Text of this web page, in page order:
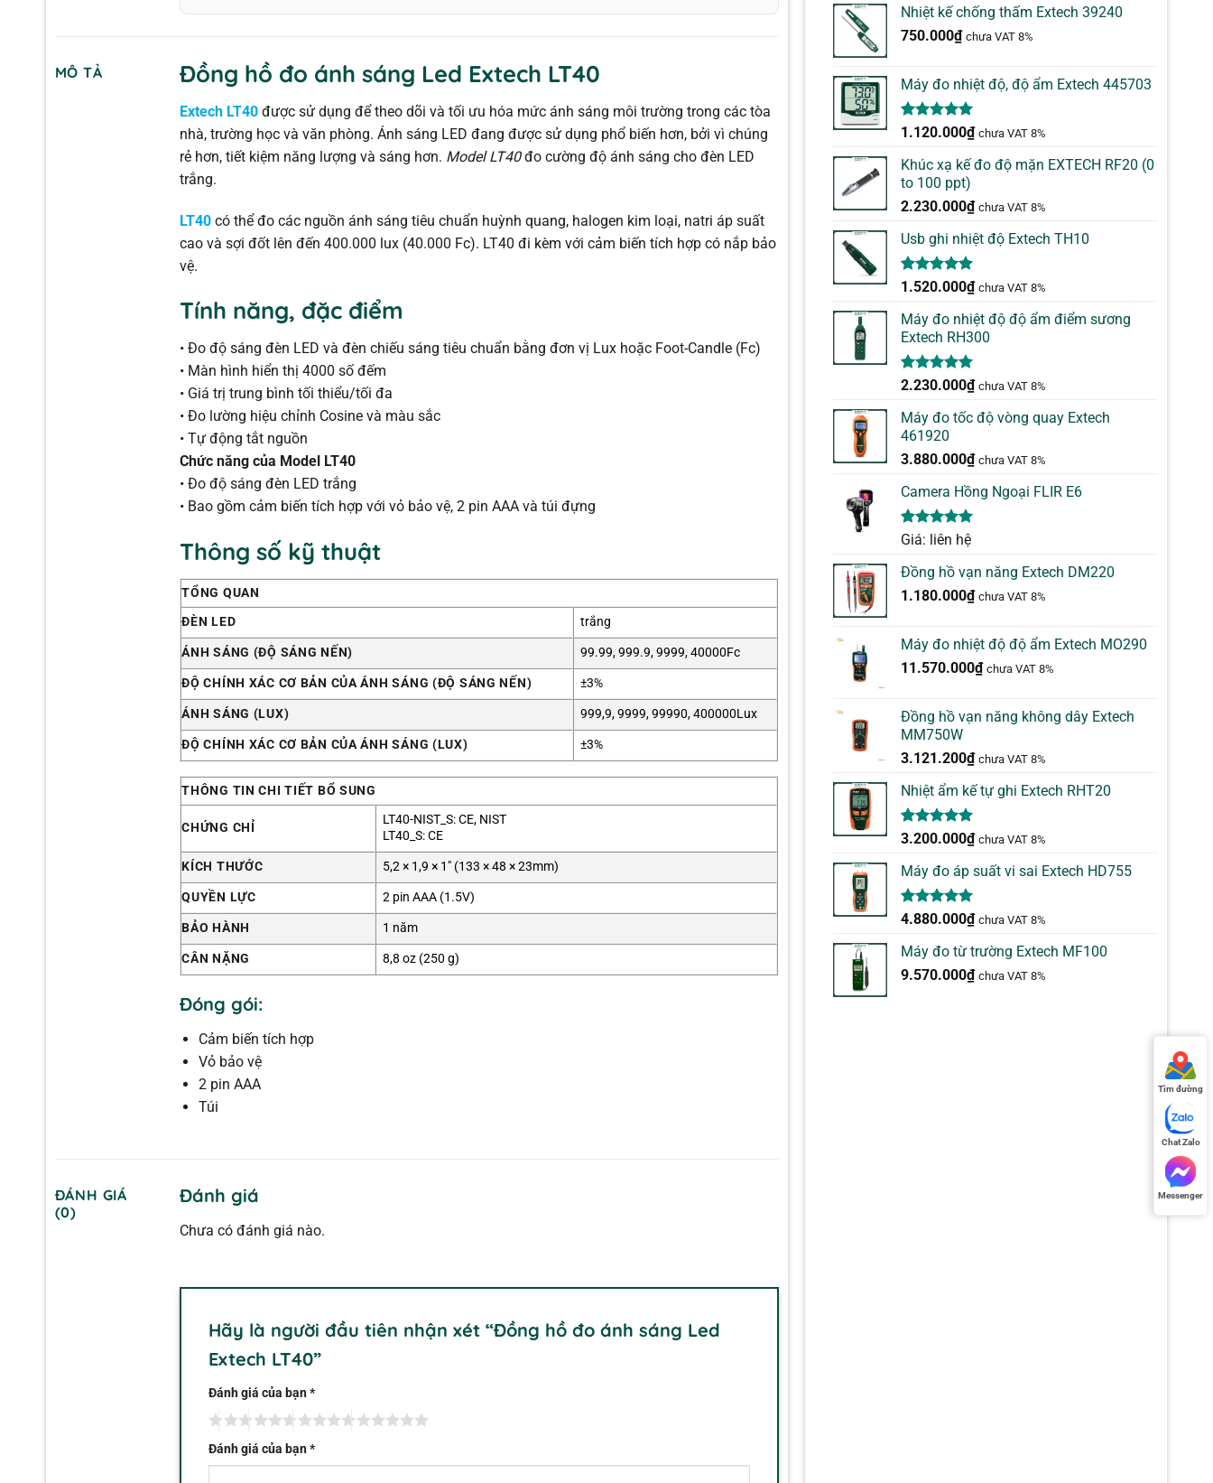
MÔ TẢ Đồng hồ đo ánh sáng Led Extech LT40
Extech LT40được sử dụng để theo dõi và tối ưu hóa mức ánh sáng môi trường trong các tòa
nhà, trường học và văn phòng. Ánh sáng LED đang được sử dụng phổ biến hơn, bởi vì chúng
rẻ hơn, tiết kiệm năng lượng và sáng hơn. Model LT40đo cường độ ánh sáng cho đèn LED
trắng.
LT40 có thể đo các nguồn ánh sáng tiêu chuẩn huỳnh quang, halogen kim loại, natri áp suất
cao và sợi đốt lên đến 400.000 lux (40.000 Fc). LT40 đi kèm với cảm biến tích hợp có nắp bảo
vệ.
Tính năng, đặc điểm
• Đo độ sáng đèn LED và đèn chiếu sáng tiêu chuẩn bằng đơn vị Lux hoặc Foot-Candle (Fc)
• Màn hình hiển thị 4000 số đếm
• Giá trị trung bình tối thiểu/tối đa
• Đo lường hiệu chỉnh Cosine và màu sắc
• Tự động tắt nguồn
Chức năng của Model LT40
• Đo độ sáng đèn LED trắng
• Bao gồm cảm biến tích hợp với vỏ bảo vệ, 2 pin AAA và túi đựng
Thông số kỹ thuật
TỔNG QUAN
ĐÈN LED
trắng
ÁNH SÁNG (ĐỘ SÁNG NẾN)
99.99, 999.9, 9999, 40000Fc
ĐỘ CHÍNH XÁC CƠ BẢN CỦA ÁNH SÁNG (ĐỘ SÁNG NẾN)
±3%
ÁNH SÁNG (LUX)
999,9, 9999, 99990, 400000Lux
ĐỘ CHÍNH XÁC CƠ BẢN CỦA ÁNH SÁNG (LUX)
±3%
THÔNG TIN CHI TIẾT BỔ SUNG
CHỨNG CHỈ
LT40-NIST_S: CE, NIST
LT40_S: CE
KÍCH THƯỚC
5,2 × 1,9 × 1″ (133 × 48 × 23mm)
QUYỀN LỰC
2 pin AAA (1.5V)
BẢO HÀNH
1 năm
CÂN NẶNG
8,8 oz (250 g)
Đóng gói:
Cảm biến tích hợp
Vỏ bảo vệ
2 pin AAA
Túi
ĐÁNH GIÁ
(0)
Đánh giá
Chưa có đánh giá nào.
Hãy là người đầu tiên nhận xét “Đồng hồ đo ánh sáng Led
Extech LT40”
Đánh giá của bạn*
Đánh giá của bạn*
Nhiệt kế chống thấm Extech 39240
750.000₫ chưa VAT 8%
Máy đo nhiệt độ, độ ẩm Extech 445703
5.00trên 5
1
đánh giá
1.120.000₫ chưa VAT 8%
Khúc xạ kế đo độ mặn EXTECH RF20 (0
to 100 ppt)
2.230.000₫ chưa VAT 8%
Usb ghi nhiệt độ Extech TH10
5.00trên 5
1
đánh giá
1.520.000₫ chưa VAT 8%
Máy đo nhiệt độ độ ẩm điểm sương
Extech RH300
5.00trên 5
1
đánh giá
2.230.000₫ chưa VAT 8%
Máy đo tốc độ vòng quay Extech
461920
3.880.000₫ chưa VAT 8%
Camera Hồng Ngoại FLIR E6
5.00 trên 5
1
đánh giá
Giá: liên hệ
Đồng hồ vạn năng Extech DM220
1.180.000₫ chưa VAT 8%
Máy đo nhiệt độ độ ẩm Extech MO290
11.570.000₫ chưa VAT 8%
Đồng hồ vạn năng không dây Extech
MM750W
3.121.200₫ chưa VAT 8%
Nhiệt ẩm kế tự ghi Extech RHT20
5.00trên 5
2
đánh giá
3.200.000₫ chưa VAT 8%
Máy đo áp suất vi sai Extech HD755
5.00trên 5
1
đánh giá
4.880.000₫ chưa VAT 8%
Máy đo từ trường Extech MF100
9.570.000₫ chưa VAT 8%
Tìm đường
Chat Zalo
Messenger